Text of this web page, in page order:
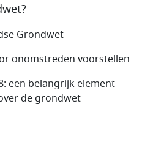
Grondwet
onomstreden voorstellen
een belangrijk element
de grondwet